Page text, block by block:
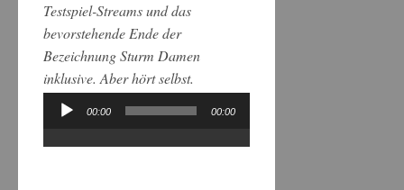
Testspiel-Streams und das
bevorstehende Ende der
Bezeichnung Sturm Damen
inklusive. Aber hört selbst.
Audio-
00:00 00:00